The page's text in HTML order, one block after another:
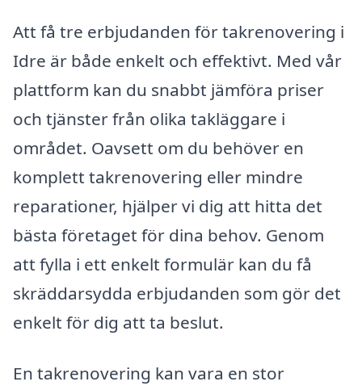
Att få tre erbjudanden för takrenovering i
Idre är både enkelt och effektivt. Med vår
plattform kan du snabbt jämföra priser
och tjänster från olika takläggare i
området. Oavsett om du behöver en
komplett takrenovering eller mindre
reparationer, hjälper vi dig att hitta det
bästa företaget för dina behov. Genom
att fylla i ett enkelt formulär kan du få
skräddarsydda erbjudanden som gör det
enkelt för dig att ta beslut.
En takrenovering kan vara en stor